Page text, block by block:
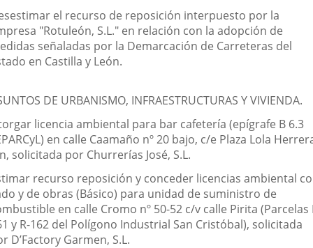
el recurso de reposición interpuesto por la
"Rotuleón, S.L." en relación con la adopción de
señaladas por la Demarcación de Carreteras del
en Castilla y León.
DE URBANISMO, INFRAESTRUCTURAS Y VIVIENDA.
licencia ambiental para bar cafetería (epígrafe B 6.3
en calle Caamaño nº 20 bajo, c/e Plaza Lola
solicitada por Churrerías José, S.L.
recurso reposición y conceder licencias ambiental
y de obras (Básico) para unidad de suministro de
en calle Cromo nº 50-52 c/v calle Pirita (Parcelas
y R-162 del Polígono Industrial San Cristóbal), solicitada
D’Factory Garmen, S.L.